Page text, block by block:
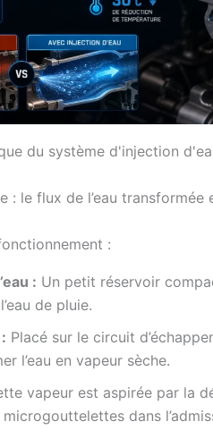
: le flux de l’eau transformée
:
: Un petit réservoir
de pluie.
Placé sur le circuit
l’eau en vapeur sèche.
vapeur est aspirée par la
dans